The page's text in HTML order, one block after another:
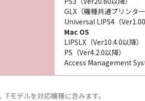
GLX（機種共通プリンタ
Universal LIPS4（Ver1.00
Mac OS
LIPSLX（Ver10.4.0以降）
PS（Ver4.2.0以降）
Access Management
Fモデルを対応機種に含みます。